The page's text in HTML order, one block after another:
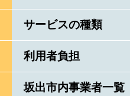
サービスの種類
利用者負担
坂出市内事業者一覧